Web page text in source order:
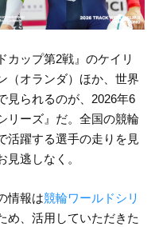
カップ第2戦』のケイリ
（オランダ）ほか、世界
見られるのが、2026年6
リーズ』だ。全国の競輪
活躍する選手の走りを見
逃しなく。
情報は競輪ワールドシリ
め、活用していただきた